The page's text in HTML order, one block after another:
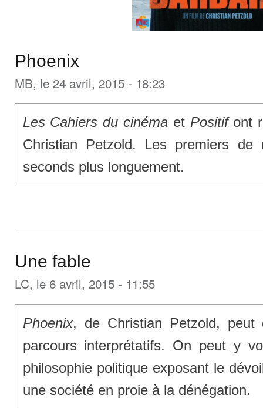
Phoenix
MB, le 24 avril, 2015 - 18:23
Les Cahiers du cinéma et Positifont
Christian Petzold. Les premiers de
seconds plus longuement.
Une fable
LC, le 6 avril, 2015 - 11:55
Phoenix, de Christian Petzold, peut
parcours interprétatifs. On peut y
philosophie politique exposant le
une société en proie à la dénégation.